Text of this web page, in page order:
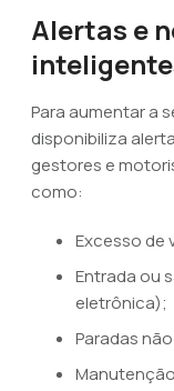
Alertas e
Para aumentar a
disponibiliza
gestores e
como:
Excesso de
Entrada ou
eletrônica);
Paradas